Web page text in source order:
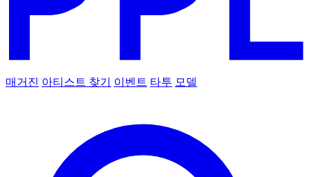
매거진 아티스트 찾기 이벤트 타투 모델